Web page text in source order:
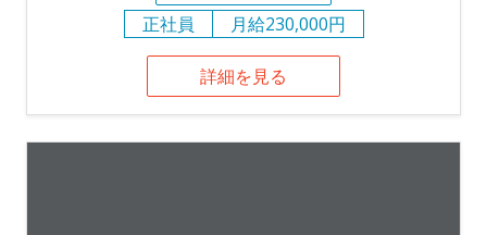
正社員
月給230,000円
詳細を見る